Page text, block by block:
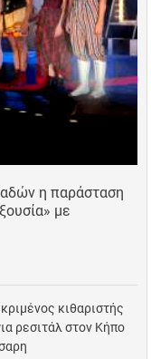
η παράσταση
με
κιθαριστής
ρεσιτάλ στον Κήπο